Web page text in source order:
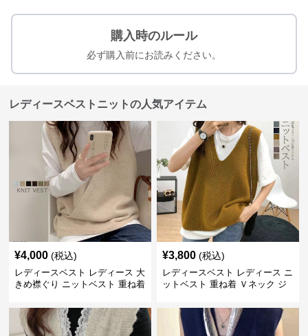
購入時のルール
必ず購入前にお読みください。
レディースベストニットの人気アイテム
¥4,000 (税込)
レディースベスト レディース 大
きめ襟ぐり ニットベスト 重ね着
¥3,800 (税込)
レディースベスト レディース ニ
ットベスト 重ね着 Ｖネック ジ